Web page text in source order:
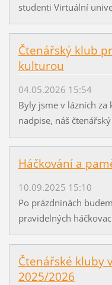
studenti Virtuální
Čtenářský klub
kulturou
04.05.2026 15:54
Byly jsme v lázních
nadpise, náš
Háčkování a
10.09.2025 15:10
Po prázdninách
pravidelných
Čtenářské kluby
2025/2026